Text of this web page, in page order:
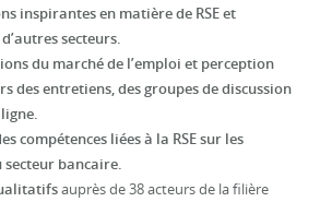
inspirantes en matière de RSE et
secteurs.
du marché de l’emploi et perception
des entretiens, des groupes de discussion
compétences liées à la RSE sur les
secteur bancaire.
auprès de 38 acteurs de la filière